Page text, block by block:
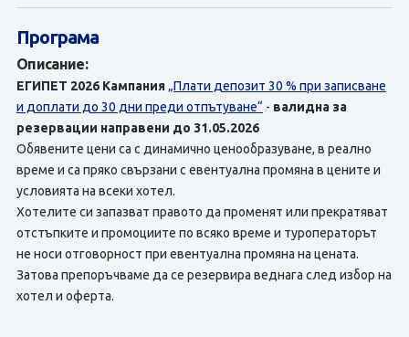
Програма
Описание:
ЕГИПЕТ 2026 Кампания „Плати депозит 30 % при записване
и доплати до 30 дни преди отпътуване“ - валидна за
резервации направени до 31.05.2026
Обявените цени са с динамично ценообразуване, в реално
време и са пряко свързани с евентуална промяна в цените и
условията на всеки хотел.
Хотелите си запазват правото да променят или прекратяват
отстъпките и промоциите по всяко време и туроператорът
не носи отговорност при евентуална промяна на цената.
Затова препоръчваме да се резервира веднага след избор на
хотел и оферта.